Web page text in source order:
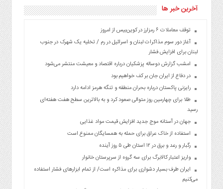
آخرین خبر ها
توقف معاملات ۶ رمزارز در کوین‌بیس از امروز
آغاز دور سوم مذاکرات لبنان و اسرائیل در رم / تخلیه یک شهرک در جنوب
لبنان برای افزایش فشار
امشب گزارش دوساله پزشکیان درباره اقتصاد و معیشت منتشر می‌شود
در دفاع از ایران جان بر کف خواهیم بود
رایزنی پاکستان درباره بحران منطقه و تنگه هرمز ادامه دارد
طلا برای چهارمین روز متوالی صعود کرد و به بالاترین سطح هفت هفته‌ای
رسید
جهان در آستانه موج جدید افزایش قیمت مواد غذایی
استفاده از خاک عراق برای حمله به همسایگان ممنوع است
رگبار و رعد و برق در ۱۲ استان طی ۵ روز آینده
واریز اعتبار کالابرگ برای سه گروه از سرپرستان خانوار
ایران طرف بسیار دشواری برای مذاکره است/ از تمام ابزارهای فشار استفاده
می‌کنیم